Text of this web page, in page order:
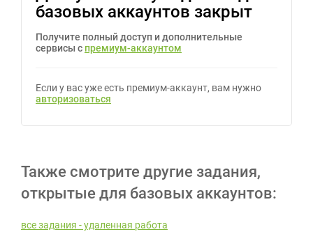
базовых аккаунтов закрыт
Получите полный доступ и дополнительные
сервисы с премиум-аккаунтом
Если у вас уже есть премиум-аккаунт, вам нужно
авторизоваться
Также смотрите другие задания,
открытые для базовых аккаунтов:
все задания - удаленная работа